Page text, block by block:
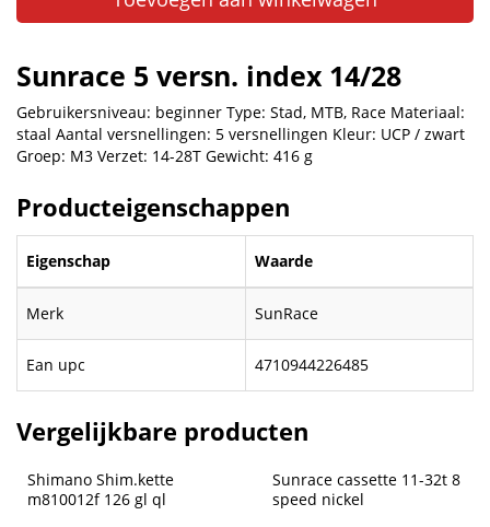
Sunrace 5 versn. index 14/28
Gebruikersniveau: beginner Type: Stad, MTB, Race Materiaal:
staal Aantal versnellingen: 5 versnellingen Kleur: UCP / zwart
Groep: M3 Verzet: 14-28T Gewicht: 416 g
Producteigenschappen
Eigenschap Waarde
Merk SunRace
Ean upc 4710944226485
Vergelijkbare producten
Shimano Shim.kette
m810012f 126 gl ql
Sunrace cassette 11-32t 8
speed nickel